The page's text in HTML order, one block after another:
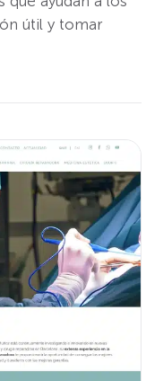
útil y tomar